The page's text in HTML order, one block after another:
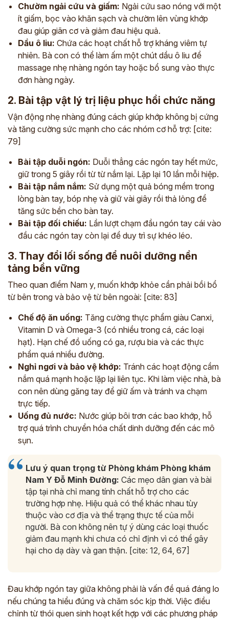
Chườm ngải cứu và giấm: Ngải cứu sao nóng với một
ít giấm, bọc vào khăn sạch và chườm lên vùng khớp
đau giúp giãn cơ và giảm đau hiệu quả.
Dầu ô liu: Chứa các hoạt chất hỗ trợ kháng viêm tự
nhiên. Bà con có thể làm ấm một chút dầu ô liu để
massage nhẹ nhàng ngón tay hoặc bổ sung vào thực
đơn hàng ngày.
2. Bài tập vật lý trị liệu phục hồi chức năng
Vận động nhẹ nhàng đúng cách giúp khớp không bị cứng
và tăng cường sức mạnh cho các nhóm cơ hỗ trợ: [cite:
79]
Bài tập duỗi ngón: Duỗi thẳng các ngón tay hết mức,
giữ trong 5 giây rồi từ từ nắm lại. Lặp lại 10 lần mỗi hiệp.
Bài tập nắm nắm: Sử dụng một quả bóng mềm trong
lòng bàn tay, bóp nhẹ và giữ vài giây rồi thả lỏng để
tăng sức bền cho bàn tay.
Bài tập đối chiếu: Lần lượt chạm đầu ngón tay cái vào
đầu các ngón tay còn lại để duy trì sự khéo léo.
3. Thay đổi lối sống để nuôi dưỡng nền
tảng bền vững
Theo quan điểm Nam y, muốn khớp khỏe cần phải bồi bổ
từ bên trong và bảo vệ từ bên ngoài: [cite: 83]
Chế độ ăn uống: Tăng cường thực phẩm giàu Canxi,
Vitamin D và Omega-3 (có nhiều trong cá, các loại
hạt). Hạn chế đồ uống có ga, rượu bia và các thực
phẩm quá nhiều đường.
Nghỉ ngơi và bảo vệ khớp: Tránh các hoạt động cầm
nắm quá mạnh hoặc lặp lại liên tục. Khi làm việc nhà, bà
con nên dùng găng tay để giữ ấm và tránh va chạm
trực tiếp.
Uống đủ nước: Nước giúp bôi trơn các bao khớp, hỗ
trợ quá trình chuyển hóa chất dinh dưỡng đến các mô
sụn.
Lưu ý quan trọng từ Phòng khám Phòng khám
Nam Y Đỗ Minh Đường: Các mẹo dân gian và bài
tập tại nhà chỉ mang tính chất hỗ trợ cho các
trường hợp nhẹ. Hiệu quả có thể khác nhau tùy
thuộc vào cơ địa và thể trạng thực tế của mỗi
người. Bà con không nên tự ý dùng các loại thuốc
giảm đau mạnh khi chưa có chỉ định vì có thể gây
hại cho dạ dày và gan thận. [cite: 12, 64, 67]
Đau khớp ngón tay giữa không phải là vấn đề quá đáng lo
nếu chúng ta hiểu đúng và chăm sóc kịp thời. Việc điều
chỉnh từ thói quen sinh hoạt kết hợp với các phương pháp